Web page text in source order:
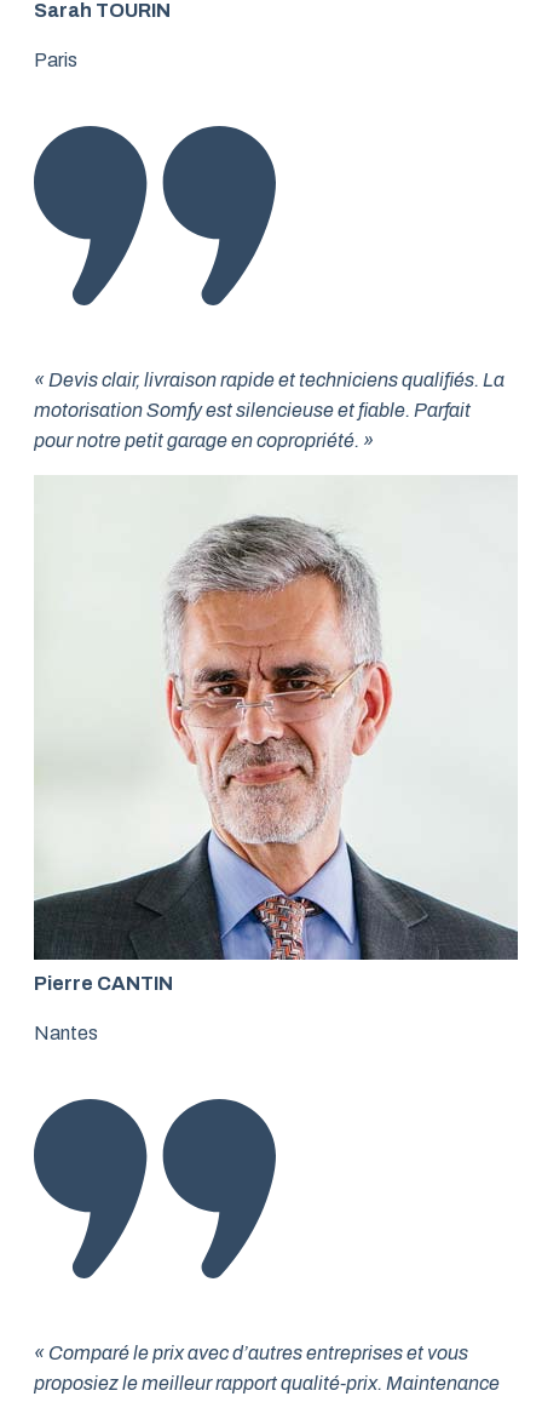
Sarah TOURIN
Paris
« Devis clair, livraison rapide et techniciens qualifiés. La
motorisation Somfy est silencieuse et fiable. Parfait
pour notre petit garage en copropriété. »
Pierre CANTIN
Nantes
« Comparé le prix avec d’autres entreprises et vous
proposiez le meilleur rapport qualité-prix. Maintenance